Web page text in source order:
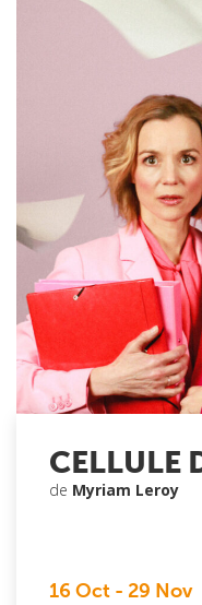
CELLULE
de Myriam Leroy
16 Oct - 29 Nov